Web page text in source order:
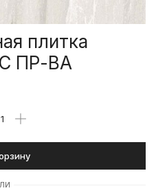
плитка
ПР-ВА